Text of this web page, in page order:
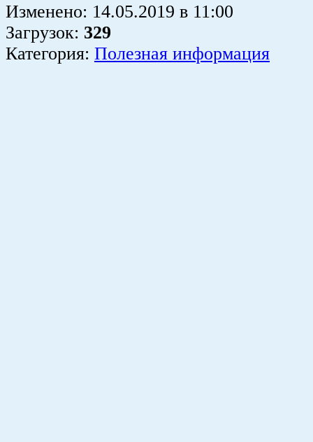
Изменено: 14.05.2019 в 11:00
Загрузок: 329
Категория: Полезная информация